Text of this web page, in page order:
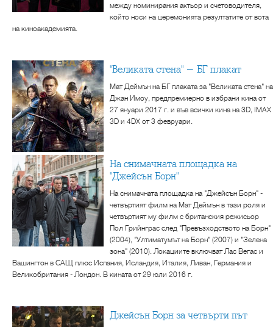
между номинирания актьор и счетоводителя,
който носи на церемонията резултатите от вота
на киноакадемията.
"Великата стена" - БГ плакат
Мат Деймън на БГ плаката за "Великата стена" на
Джан Имоу, предпремиерно в избрани кина от
27 януари 2017 г. и във всички кина на 3D, IMAX
3D и 4DX от 3 февруари.
На снимачната площадка на
"Джейсън Борн"
На снимачната площадка на "Джейсън Борн" -
четвъртият филм на Мат Деймън в тази роля и
четвъртият му филм с британския режисьор
Пол Грийнграс след "Превъзходството на Борн"
(2004), "Ултиматумът на Борн" (2007) и "Зелена
зона" (2010). Локациите включват Лас Вегас и
Вашингтон в САЩ плюс Испания, Исландия, Италия, Ливан, Германия и
Великобритания - Лондон. В кината от 29 юли 2016 г.
Джейсън Борн за четвърти път